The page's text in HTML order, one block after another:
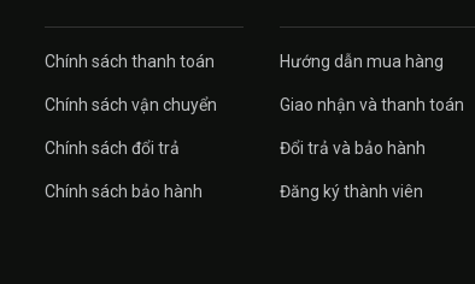
Chính sách thanh toán
Chính sách vận chuyển
Chính sách đổi trả
Chính sách bảo hành
Hướng dẫn mua hàng
Giao nhận và thanh toán
Đổi trả và bảo hành
Đăng ký thành viên